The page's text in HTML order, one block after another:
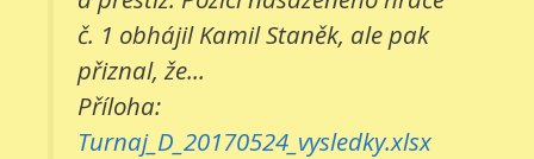
č. 1 obhájil Kamil Staněk, ale pak
přiznal, že...
Příloha:
Turnaj_D_20170524_vysledky.xlsx